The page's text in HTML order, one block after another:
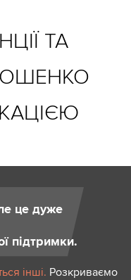
ТА
це дуже
підтримки.
інші. Розкриваємо